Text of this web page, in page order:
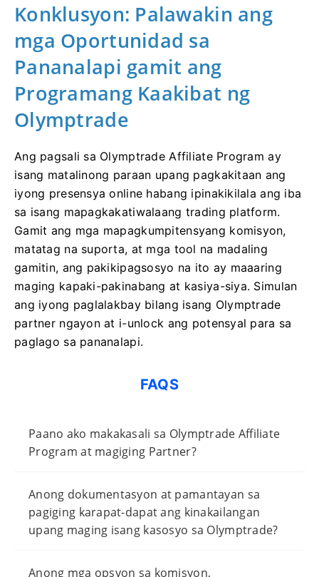
Konklusyon: Palawakin ang
mga Oportunidad sa
Pananalapi gamit ang
Programang Kaakibat ng
Olymptrade
Ang pagsali sa Olymptrade Affiliate Program ay
isang matalinong paraan upang pagkakitaan ang
iyong presensya online habang ipinakikilala ang iba
sa isang mapagkakatiwalaang trading platform.
Gamit ang mga mapagkumpitensyang komisyon,
matatag na suporta, at mga tool na madaling
gamitin, ang pakikipagsosyo na ito ay maaaring
maging kapaki-pakinabang at kasiya-siya. Simulan
ang iyong paglalakbay bilang isang Olymptrade
partner ngayon at i-unlock ang potensyal para sa
paglago sa pananalapi.
FAQS
Paano ako makakasali sa Olymptrade Affiliate
Program at magiging Partner?
Anong dokumentasyon at pamantayan sa
pagiging karapat-dapat ang kinakailangan
upang maging isang kasosyo sa Olymptrade?
Anong mga opsyon sa komisyon,